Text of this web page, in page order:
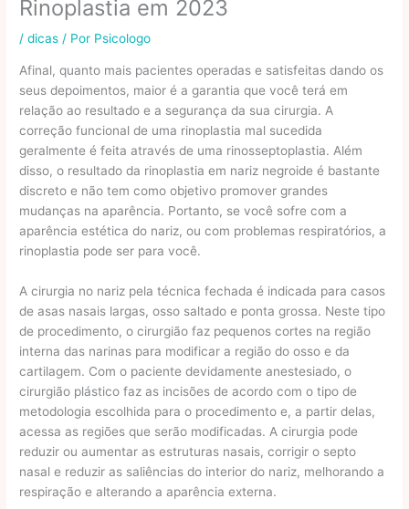
Rinoplastia em 2023
/dicas / Por Psicologo
Afinal, quanto mais pacientes operadas e satisfeitas dando os
seus depoimentos, maior é a garantia que você terá em
relação ao resultado e a segurança da sua cirurgia. A
correção funcional de uma rinoplastia mal sucedida
geralmente é feita através de uma rinosseptoplastia. Além
disso, o resultado da rinoplastia em nariz negroide é bastante
discreto e não tem como objetivo promover grandes
mudanças na aparência. Portanto, se você sofre com a
aparência estética do nariz, ou com problemas respiratórios, a
rinoplastia pode ser para você.
A cirurgia no nariz pela técnica fechada é indicada para casos
de asas nasais largas, osso saltado e ponta grossa. Neste tipo
de procedimento, o cirurgião faz pequenos cortes na região
interna das narinas para modificar a região do osso e da
cartilagem. Com o paciente devidamente anestesiado, o
cirurgião plástico faz as incisões de acordo com o tipo de
metodologia escolhida para o procedimento e, a partir delas,
acessa as regiões que serão modificadas. A cirurgia pode
reduzir ou aumentar as estruturas nasais, corrigir o septo
nasal e reduzir as saliências do interior do nariz, melhorando a
respiração e alterando a aparência externa.